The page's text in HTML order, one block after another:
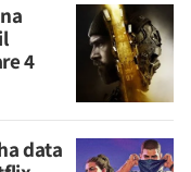
4
data